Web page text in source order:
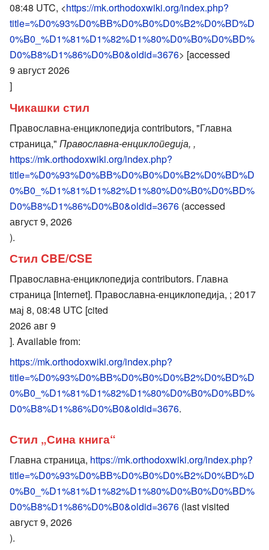
08:48 UTC, <https://mk.orthodoxwiki.org/index.php?
title=%D0%93%D0%BB%D0%B0%D0%B2%D0%BD%D
0%B0_%D1%81%D1%82%D1%80%D0%B0%D0%BD%
D0%B8%D1%86%D0%B0&oldid=3676> [accessed
9 август 2026
]
Чикашки стил
Православна-енциклопедија contributors, "Главна
страница," Православна-енциклопедија, ,
https://mk.orthodoxwiki.org/index.php?
title=%D0%93%D0%BB%D0%B0%D0%B2%D0%BD%D
0%B0_%D1%81%D1%82%D1%80%D0%B0%D0%BD%
D0%B8%D1%86%D0%B0&oldid=3676 (accessed
август 9, 2026
).
Стил CBE/CSE
Православна-енциклопедија contributors. Главна
страница [Internet]. Православна-енциклопедија, ; 2017
мај 8, 08:48 UTC [cited
2026 авг 9
]. Available from:
https://mk.orthodoxwiki.org/index.php?
title=%D0%93%D0%BB%D0%B0%D0%B2%D0%BD%D
0%B0_%D1%81%D1%82%D1%80%D0%B0%D0%BD%
D0%B8%D1%86%D0%B0&oldid=3676.
Стил „Сина книга“
Главна страница, https://mk.orthodoxwiki.org/index.php?
title=%D0%93%D0%BB%D0%B0%D0%B2%D0%BD%D
0%B0_%D1%81%D1%82%D1%80%D0%B0%D0%BD%
D0%B8%D1%86%D0%B0&oldid=3676 (last visited
август 9, 2026
).